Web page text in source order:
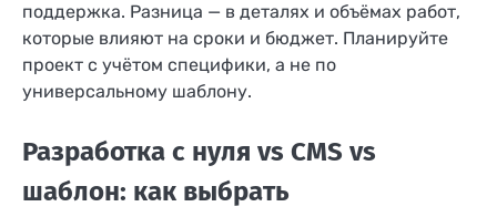
поддержка. Разница — в деталях и объёмах работ,
которые влияют на сроки и бюджет. Планируйте
проект с учётом специфики, а не по
универсальному шаблону.
Разработка с нуля vs CMS vs
шаблон: как выбрать